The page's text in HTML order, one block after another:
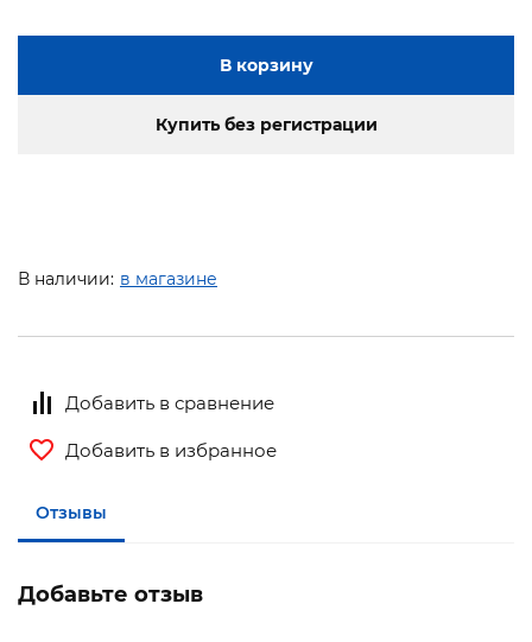
В корзину
Купить без регистрации
В наличии: в магазине
Добавить в сравнение
Добавить в избранное
Отзывы
Добавьте отзыв